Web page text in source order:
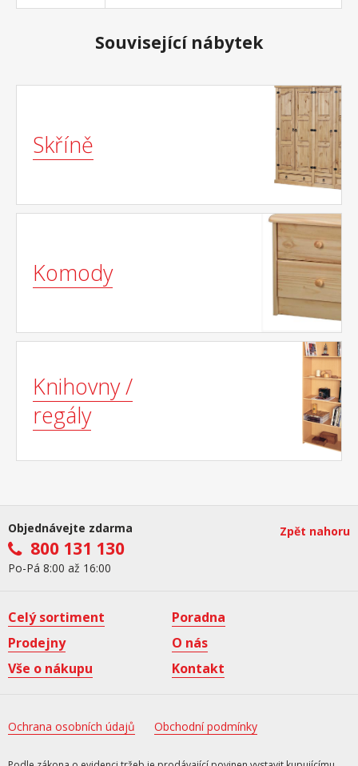
Související nábytek
Skříně
Komody
Knihovny /
regály
Objednávejte zdarma
800 131 130
Po-Pá 8:00 až 16:00
Zpět nahoru
Celý sortiment
Poradna
Prodejny
O nás
Vše o nákupu
Kontakt
Ochrana osobních údajů Obchodní podmínky